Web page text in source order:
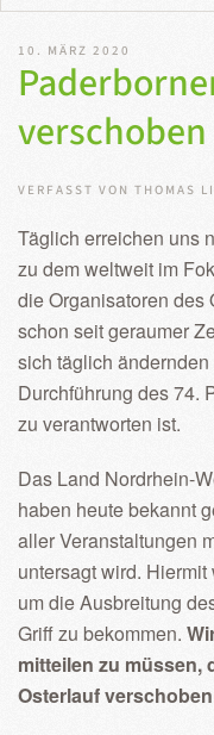
10. MÄRZ 2020
verschoben
VERFASST VON THOMAS
Täglich erreichen uns
zu dem weltweit im
die Organisatoren des
schon seit geraumer
sich täglich
Durchführung des 74.
zu verantworten ist.
Das Land Nordrhein-
haben heute bekannt
aller Veranstaltungen
untersagt wird.
um die Ausbreitung
Griff zu bekommen.
mitteilen zu müssen,
Osterlauf